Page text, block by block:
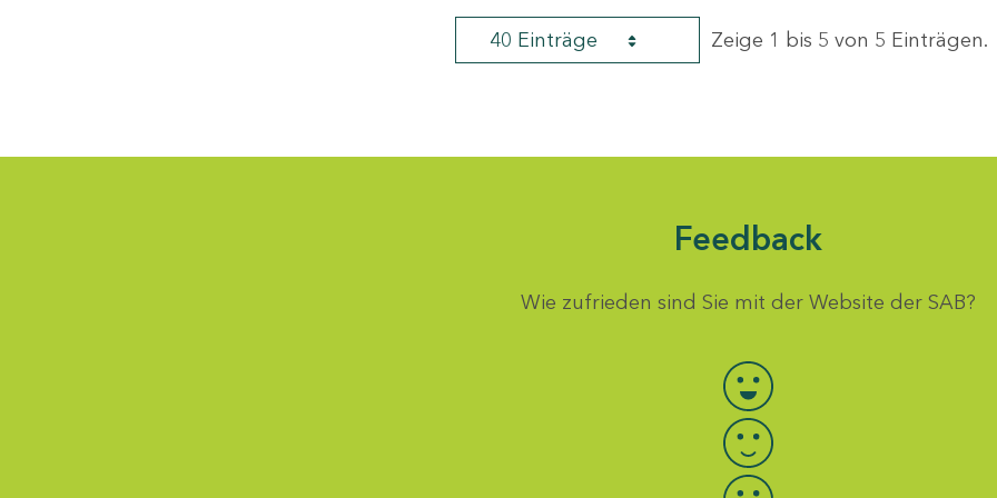
40 Einträge Zeige 1 bis 5 von 5 Einträgen.
Feedback
Wie zufrieden sind Sie mit der Website der SAB?
Bewertung auswählen